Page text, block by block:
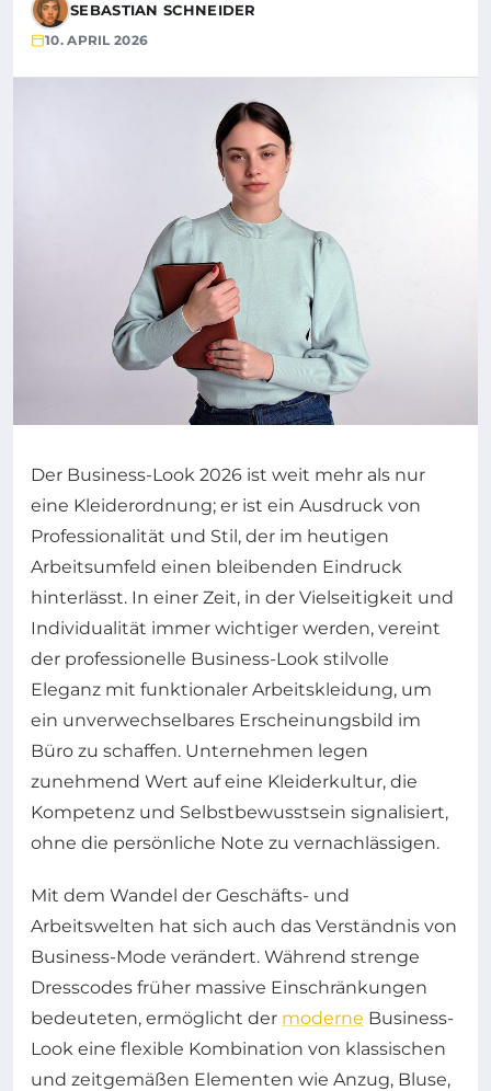
SEBASTIAN SCHNEIDER
10. APRIL 2026
Der Business-Look 2026 ist weit mehr als nur
eine Kleiderordnung; er ist ein Ausdruck von
Professionalität und Stil, der im heutigen
Arbeitsumfeld einen bleibenden Eindruck
hinterlässt. In einer Zeit, in der Vielseitigkeit und
Individualität immer wichtiger werden, vereint
der professionelle Business-Look stilvolle
Eleganz mit funktionaler Arbeitskleidung, um
ein unverwechselbares Erscheinungsbild im
Büro zu schaffen. Unternehmen legen
zunehmend Wert auf eine Kleiderkultur, die
Kompetenz und Selbstbewusstsein signalisiert,
ohne die persönliche Note zu vernachlässigen.
Mit dem Wandel der Geschäfts- und
Arbeitswelten hat sich auch das Verständnis von
Business-Mode verändert. Während strenge
Dresscodes früher massive Einschränkungen
bedeuteten, ermöglicht der moderne Business-
Look eine flexible Kombination von klassischen
und zeitgemäßen Elementen wie Anzug, Bluse,